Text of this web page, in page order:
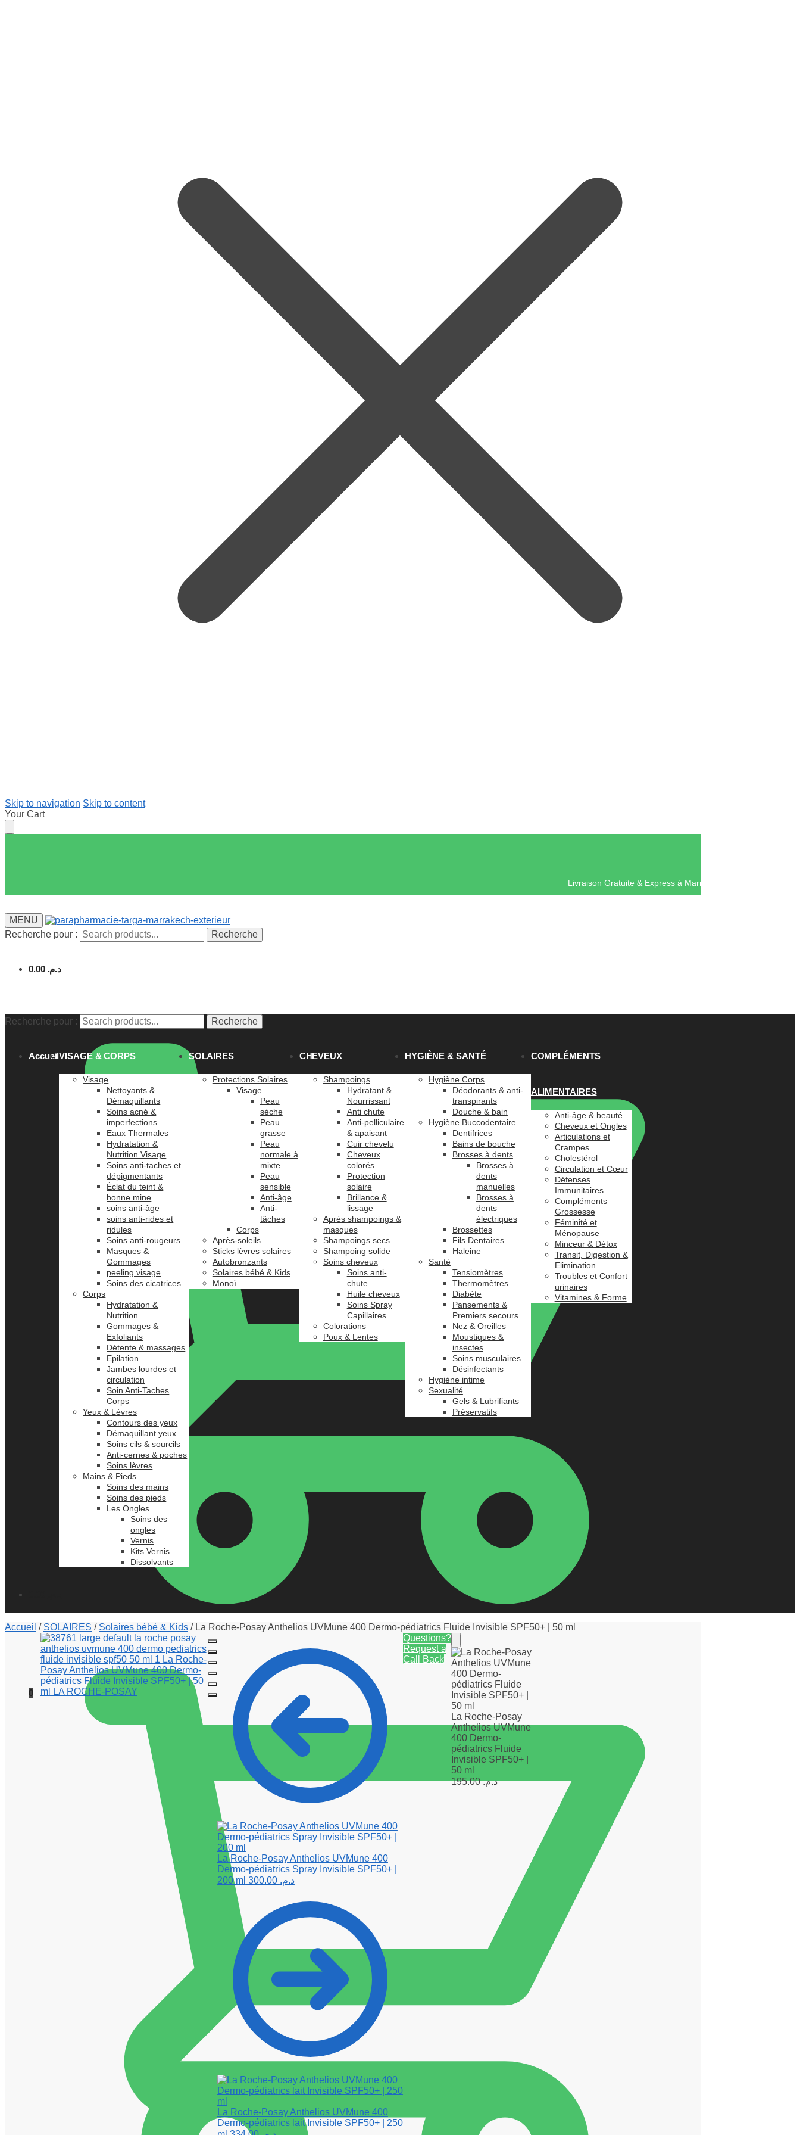
Skip to navigation Skip to content
Your Cart
Livraison Gratuite & Express à
MENU
Recherche pour :
Recherche
د.م. 0.00
0
Recherche pour : Recherche
AccueilVISAGE & CORPS
Visage
Nettoyants &
Démaquillants
Soins acné &
imperfections
Eaux Thermales
Hydratation &
Nutrition Visage
Soins anti-taches et
dépigmentants
Éclat du teint &
bonne mine
soins anti-âge
soins anti-rides et
ridules
Soins anti-rougeurs
Masques &
Gommages
peeling visage
Soins des cicatrices
Corps
Hydratation &
Nutrition
Gommages &
Exfoliants
Détente & massages
Epilation
Jambes lourdes et
circulation
Soin Anti-Taches
Corps
Yeux & Lèvres
Contours des yeux
Démaquillant yeux
Soins cils & sourcils
Anti-cernes & poches
Soins lèvres
Mains & Pieds
Soins des mains
Soins des pieds
Les Ongles
Soins des
ongles
Vernis
Kits Vernis
Dissolvants
SOLAIRES
Protections Solaires
Visage
Peau
sèche
Peau
grasse
Peau
normale à
mixte
Peau
sensible
Anti-âge
Anti-
tâches
Corps
Après-soleils
Sticks lèvres solaires
Autobronzants
Solaires bébé & Kids
Monoï
CHEVEUX
Shampoings
Hydratant &
Nourrissant
Anti chute
Anti-pelliculaire
& apaisant
Cuir chevelu
Cheveux
colorés
Protection
solaire
Brillance &
lissage
Après shampoings &
masques
Shampoings secs
Shampoing solide
Soins cheveux
Soins anti-
chute
Huile cheveux
Soins Spray
Capillaires
Colorations
Poux & Lentes
HYGIÈNE & SANTÉ
Hygiène Corps
Déodorants & anti-
transpirants
Douche & bain
Hygiène Buccodentaire
Dentifrices
Bains de bouche
Brosses à dents
Brosses à
dents
manuelles
Brosses à
dents
électriques
Brossettes
Fils Dentaires
Haleine
Santé
Tensiomètres
Thermomètres
Diabète
Pansements &
Premiers secours
Nez & Oreilles
Moustiques &
insectes
Soins musculaires
Désinfectants
Hygiène intime
Sexualité
Gels & Lubrifiants
Préservatifs
COMPLÉMENTS
ALIMENTAIRES
Anti-âge & beauté
Cheveux et Ongles
Articulations et
Crampes
Cholestérol
Circulation et Cœur
Défenses
Immunitaires
Compléments
Grossesse
Féminité et
Ménopause
Minceur & Détox
Transit, Digestion &
Elimination
Troubles et Confort
urinaires
Vitamines & Forme
Accueil / SOLAIRES / Solaires bébé & Kids / La Roche-Posay Anthelios UVMune 400 Dermo-pédiatrics Fluide Invisible SPF50+ | 50 ml
La Roche-Posay Anthelios UVMune 400
Dermo-pédiatrics Spray Invisible SPF50+ |
200 ml
د.م. 300.00
La Roche-Posay Anthelios UVMune 400
Dermo-pédiatrics lait Invisible SPF50+ | 250
Questions?
Request a
Call Back
La Roche-Posay
Anthelios UVMune
400 Dermo-
pédiatrics Fluide
Invisible SPF50+ |
50 ml
د.م.195.00